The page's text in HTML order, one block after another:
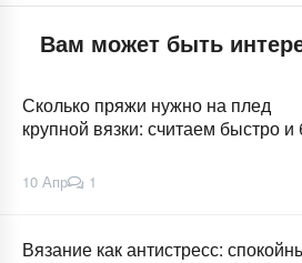
Вам может быть
Сколько пряжи нужно на плед
крупной вязки: считаем быстро и
10 Апр 1
Вязание как антистресс: